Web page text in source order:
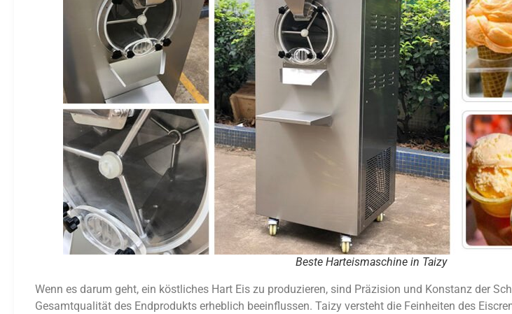
Beste Harteismaschine in Taizy
Wenn es darum geht, ein köstliches Hart Eis zu produzieren, sind Präzision und Konstanz der
Gesamtqualität des Endprodukts erheblich beeinflussen. Taizy versteht die Feinheiten des